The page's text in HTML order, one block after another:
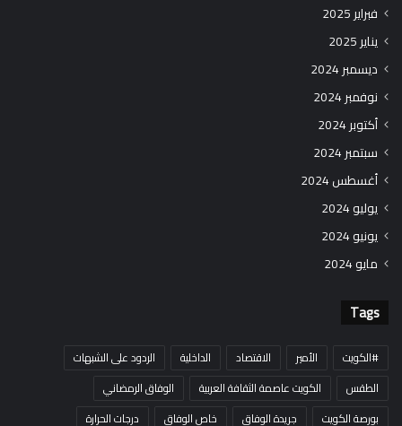
فبراير 2025
يناير 2025
ديسمبر 2024
نوفمبر 2024
أكتوبر 2024
سبتمبر 2024
أغسطس 2024
يوليو 2024
يونيو 2024
مايو 2024
Tags
#الكويت الأمير الاقتصاد الداخلية
الردود على الشبهات
الطقس
الكويت عاصمة الثقافة العربية
الوفاق الرمضاني
بورصة الكويت
جريدة الوفاق خاص الوفاق
درجات الحرارة